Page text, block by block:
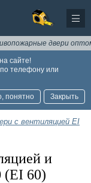
двери оптом
сайте!
по телефону или
понятно Закрыть
с вентиляцией EI
и
60)